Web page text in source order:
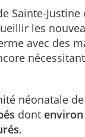
Sainte-Justine
les
avec des
néonatale
dont environ
.